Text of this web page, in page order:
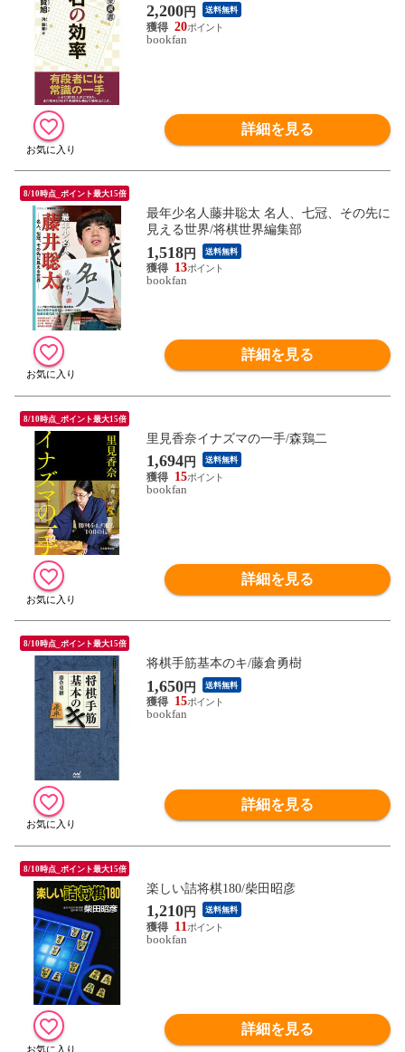
2,200円 送料無料
20
bookfan
詳細を見る
8/10時点_ポイント最大15倍
最年少名人藤井聡太 名人、七冠、その先に
見える世界/将棋世界編集部
1,518円 送料無料
13
bookfan
詳細を見る
8/10時点_ポイント最大15倍
里見香奈イナズマの一手/森鶏二
1,694円 送料無料
15
bookfan
詳細を見る
8/10時点_ポイント最大15倍
将棋手筋基本のキ/藤倉勇樹
1,650円 送料無料
15
bookfan
詳細を見る
8/10時点_ポイント最大15倍
楽しい詰将棋180/柴田昭彦
1,210円 送料無料
11
bookfan
詳細を見る